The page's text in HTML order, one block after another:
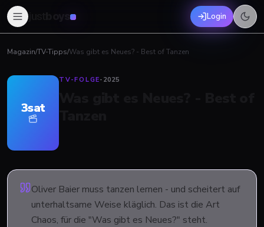
boys Login
Magazin/TV-Tipps/Was gibt es Neues? - Best of Tanzen
3sat
TV-FOLGE· 2025
Oliver Baier muss tanzen lernen - und scheitert auf
unterhaltsame Weise kläglich. Das ist die Art
Chaos, für die "Was gibt es Neues?" steht.